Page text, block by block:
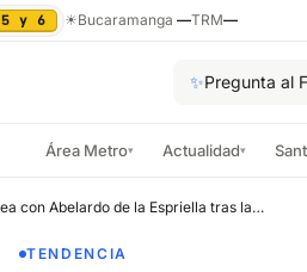
5 y 6 ☀Bucaramanga —TRM—
✨Pregunta al
Área Metro▾ Actualidad▾
Partido Conservador se alinea con Abelardo de la Espriella tras la primera vuelta ¿Le quedaron mal a Paloma Valencia?
TENDENCIA